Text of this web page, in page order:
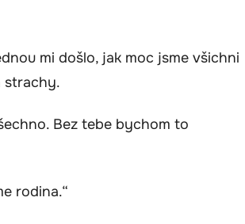
mi došlo, jak moc jsme všichni
strachy.
Bez tebe bychom to
rodina.“